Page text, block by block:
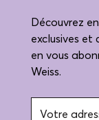
Découvrez
exclusives et
en vous
Weiss.